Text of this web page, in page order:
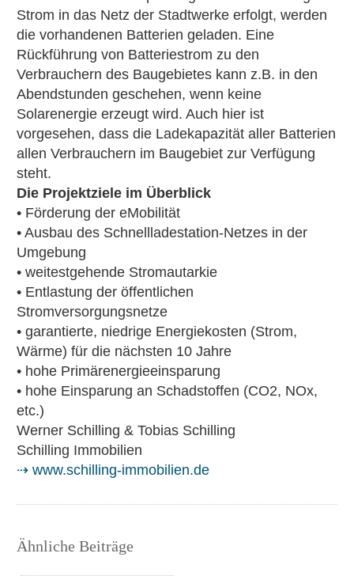
Strom in das Netz der Stadtwerke erfolgt, werden
die vorhandenen Batterien geladen. Eine
Rückführung von Batteriestrom zu den
Verbrauchern des Baugebietes kann z.B. in den
Abendstunden geschehen, wenn keine
Solarenergie erzeugt wird. Auch hier ist
vorgesehen, dass die Ladekapazität aller Batterien
allen Verbrauchern im Baugebiet zur Verfügung
steht.
Die Projektziele im Überblick
• Förderung der eMobilität
• Ausbau des Schnellladestation-Netzes in der
Umgebung
• weitestgehende Stromautarkie
• Entlastung der öffentlichen
Stromversorgungsnetze
• garantierte, niedrige Energiekosten (Strom,
Wärme) für die nächsten 10 Jahre
• hohe Primärenergieeinsparung
• hohe Einsparung an Schadstoffen (CO2, NOx,
etc.)
Werner Schilling & Tobias Schilling
Schilling Immobilien
⇢ www.schilling-immobilien.de
Ähnliche Beiträge